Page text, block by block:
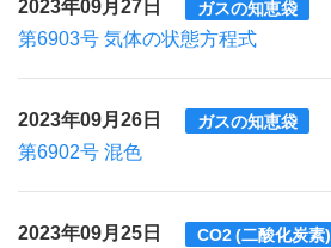
ガスの知恵袋
第6903号 気体の状態方程式
2023年09月26日 ガスの知恵袋
第6902号 混色
2023年09月25日 CO2 (二酸化炭素)